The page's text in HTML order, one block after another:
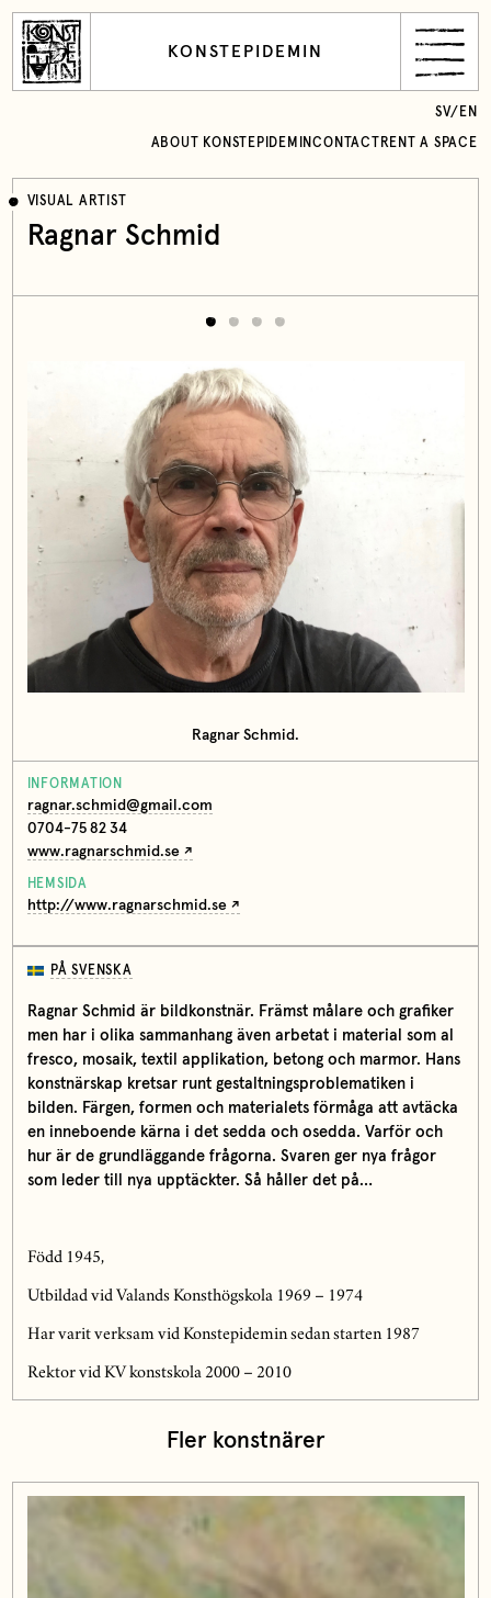
KONSTEPIDEMIN
ABOUT KONSTEPIDEMINCONTACT RENT A SPACE
SV/ EN
VISUAL ARTIST
Ragnar Schmid
Ragnar Schmid.
INFORMATION
ragnar.schmid@gmail.com
0704-75 82 34
www.ragnarschmid.se
HEMSIDA
http://www.ragnarschmid.se
PÅ SVENSKA
Ragnar Schmid är bildkonstnär. Främst målare och grafiker
men har i olika sammanhang även arbetat i material som al
fresco, mosaik, textil applikation, betong och marmor. Hans
konstnärskap kretsar runt gestaltningsproblematiken i
bilden. Färgen, formen och materialets förmåga att avtäcka
en inneboende kärna i det sedda och osedda. Varför och
hur är de grundläggande frågorna. Svaren ger nya frågor
som leder till nya upptäckter. Så håller det på…
Född 1945,
Utbildad vid Valands Konsthögskola 1969 – 1974
Har varit verksam vid Konstepidemin sedan starten 1987
Rektor vid KV konstskola 2000 – 2010
Fler konstnärer